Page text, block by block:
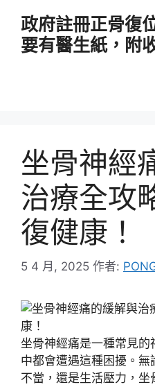
政府註冊正骨復
要有醫生紙，附
坐骨神經
治療全攻
復健康！
5 4 月, 2025 作者:
坐骨神經痛是一種常見
中都會遭遇這種困擾。
不當，還是生活壓力，